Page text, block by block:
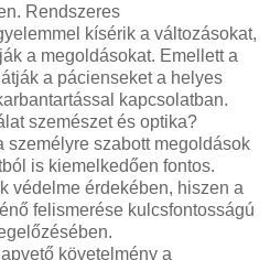
Rendszeres
kísérik a változásokat,
a megoldásokat. Emellett a
a pácienseket a helyes
kapcsolatban.
szemészet és optika?
személyre szabott megoldások
is kiemelkedően fontos.
védelme érdekében, hiszen a
felismerése kulcsfontosságú
követelmény a